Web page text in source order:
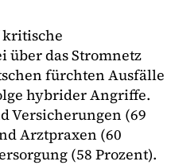
kritische
das Stromnetz
fürchten Ausfälle
hybrider Angriffe.
Versicherungen (69
Arztpraxen (60
(58 Prozent).